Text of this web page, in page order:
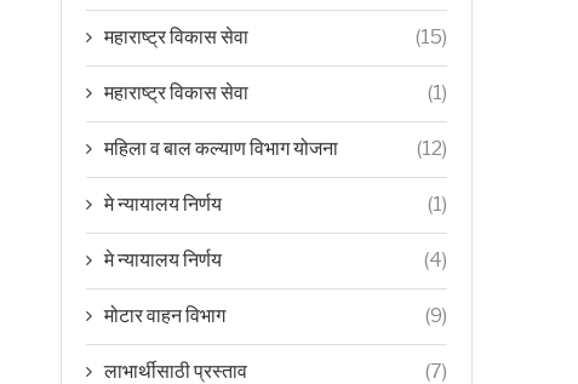
महाराष्ट्र विकास सेवा (15)
महाराष्ट्र विकास सेवा (1)
महिला व बाल कल्याण विभाग योजना (12)
मे न्यायालय निर्णय (1)
मे न्यायालय निर्णय (4)
मोटार वाहन विभाग (9)
लाभार्थीसाठी प्रस्ताव (7)